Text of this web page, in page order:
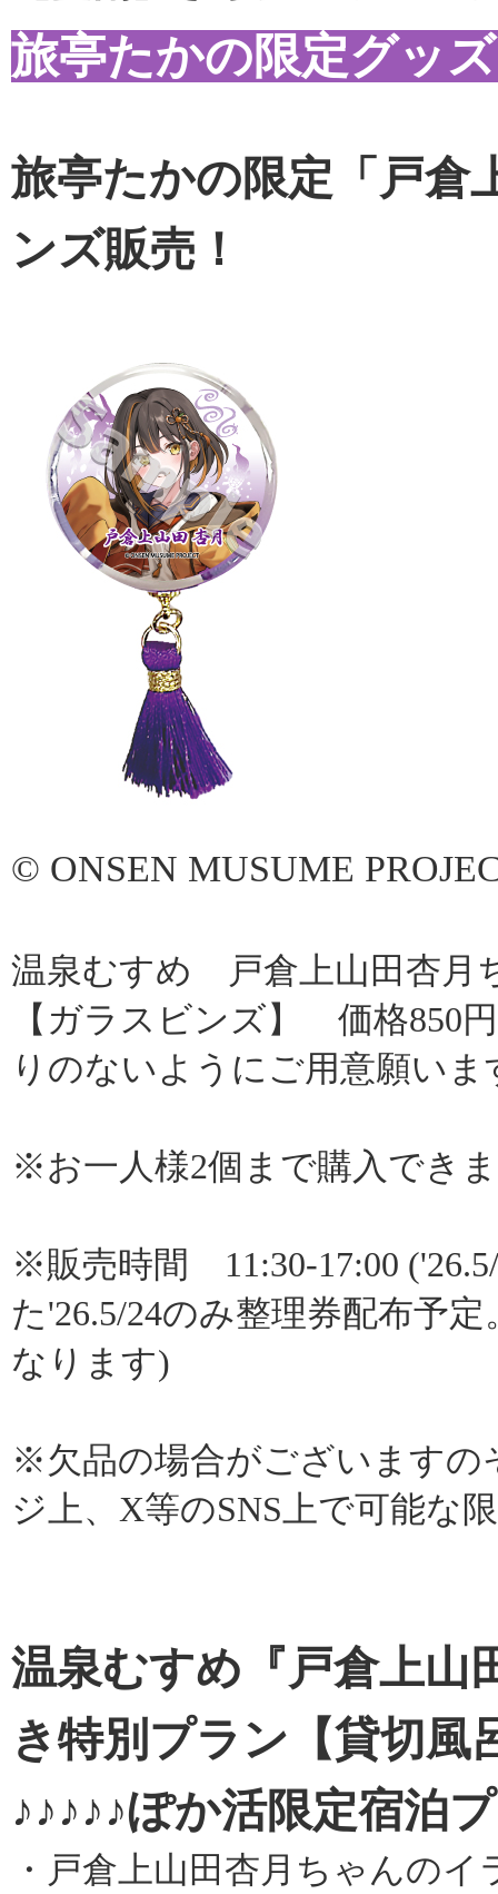
旅亭たかの限定グッ
旅亭たかの限定「戸倉
ンズ販売！
© ONSEN MUSUME
温泉むすめ 戸倉上山田杏月
【ガラスビンズ】 価格850
りのないようにご用意願いま
※お一人様2個まで購入でき
※販売時間 11:30-17:00
た'26.5/24のみ整理券配布予定
なります)
※欠品の場合がございますの
ジ上、X等のSNS上で可能な
温泉むすめ『戸倉上山
き特別プラン【貸切風
♪♪♪♪♪ぽか活限定宿泊
・戸倉上山田杏月ちゃんの